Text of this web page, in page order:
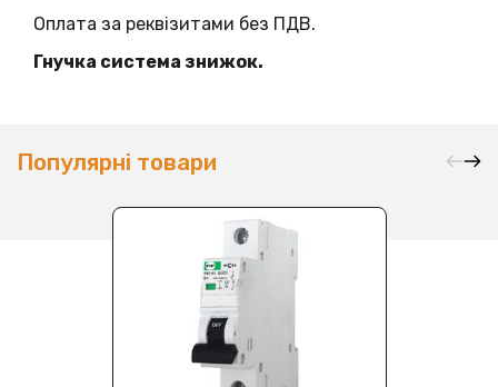
Оплата за реквізитами без ПДВ.
Гнучка система знижок.
Популярні товари